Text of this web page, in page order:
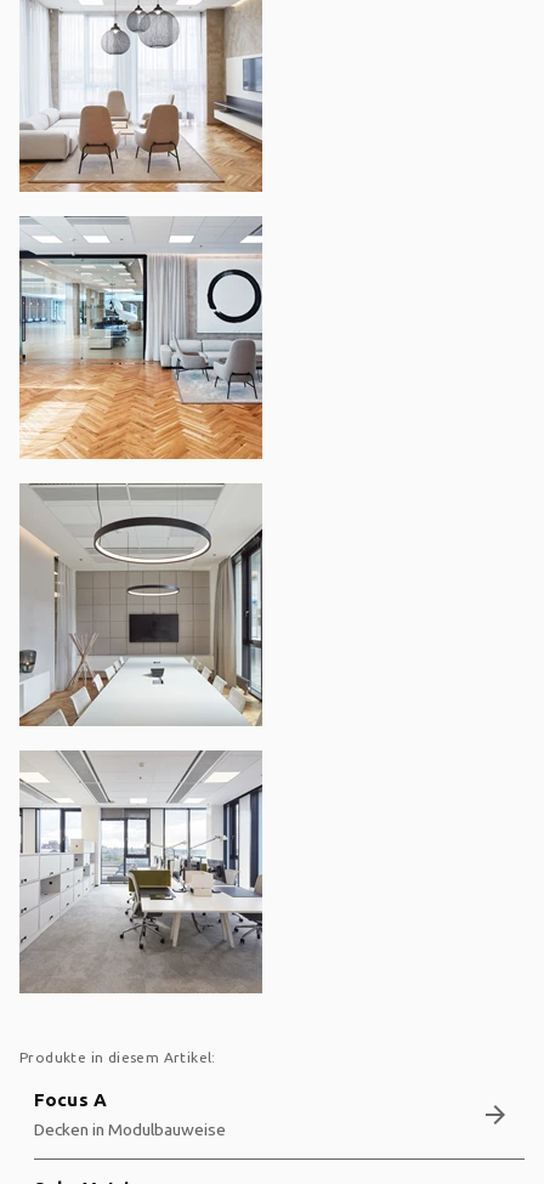
Produkte in diesem Artikel:
Focus A
Decken in Modulbauweise arrow_forward